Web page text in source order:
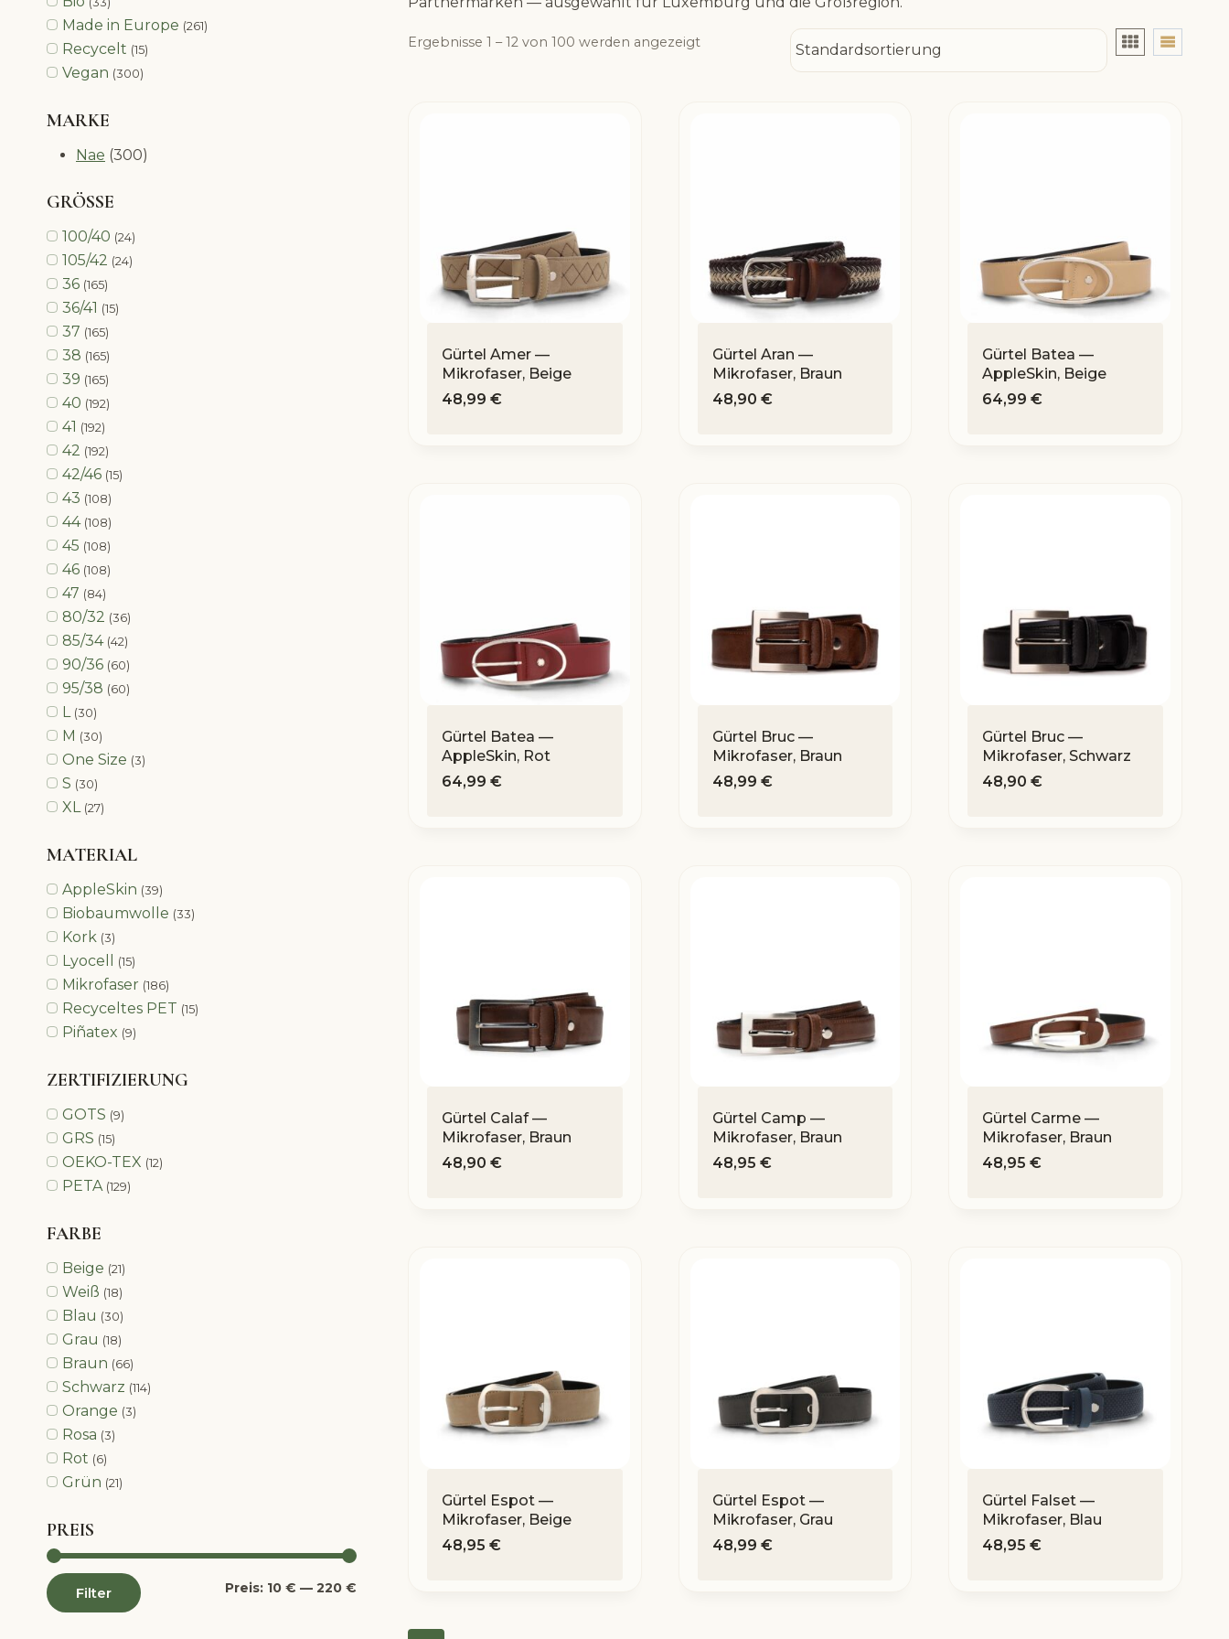
Ergebnisse 1 – 12 von 100 werden angezeigt
Gürtel Amer —
Mikrofaser, Beige
48,99 €
Gürtel Aran —
Mikrofaser, Braun
48,90 €
Gürtel Batea —
AppleSkin, Beige
64,99€
Gürtel Batea —
AppleSkin, Rot
64,99 €
Gürtel Bruc —
Mikrofaser, Braun
48,99 €
Gürtel Bruc —
Mikrofaser, Schwarz
48,90€
Gürtel Calaf —
Mikrofaser, Braun
48,90 €
Gürtel Camp —
Mikrofaser, Braun
48,95 €
Gürtel Carme —
Mikrofaser, Braun
48,95€
Gürtel Espot —
Mikrofaser, Beige
48,95 €
Gürtel Espot —
Mikrofaser, Grau
48,99 €
Gürtel Falset —
Mikrofaser, Blau
48,95€
Made in Europe (261)
Recycelt (15)
Vegan (300)
MARKE
Nae (300)
GRÖSSE
100/40 (24)
105/42 (24)
36 (165)
36/41 (15)
37 (165)
38 (165)
39 (165)
40 (192)
41 (192)
42 (192)
42/46 (15)
43 (108)
44 (108)
45 (108)
46 (108)
47 (84)
80/32 (36)
85/34 (42)
90/36 (60)
95/38 (60)
L (30)
M (30)
One Size (3)
S (30)
XL (27)
MATERIAL
AppleSkin (39)
Biobaumwolle (33)
Kork (3)
Lyocell (15)
Mikrofaser (186)
Recyceltes PET (15)
Piñatex (9)
ZERTIFIZIERUNG
GOTS (9)
GRS (15)
OEKO-TEX (12)
PETA (129)
FARBE
Beige (21)
Weiß (18)
Blau (30)
Grau (18)
Braun (66)
Schwarz (114)
Orange (3)
Rosa (3)
Rot (6)
Grün (21)
PREIS
Min.
Max.
Filter Preis: 10 € — 220 €